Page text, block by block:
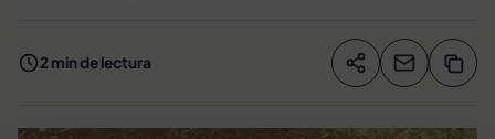
2 min de lectura Compartir